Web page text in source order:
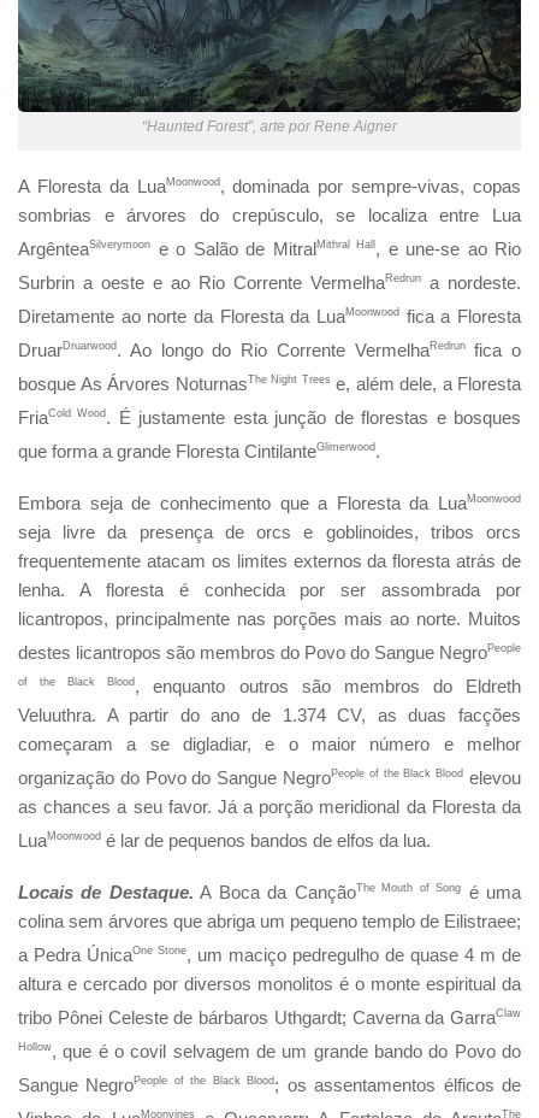
“Haunted Forest”, arte por Rene Aigner
A Floresta da LuaMoonwood, dominada por sempre-vivas, copas
sombrias e árvores do crepúsculo, se localiza entre Lua
ArgênteaSilverymoon e o Salão de MitralMithral Hall , e une-se ao Rio
Surbrin a oeste e ao Rio Corrente VermelhaRedrun
a nordeste.
Diretamente ao norte da Floresta da LuaMoonwood
fica a Floresta
DruarDruarwood . Ao longo do Rio Corrente VermelhaRedrunfica o
bosque As Árvores NoturnasThe Night Trees e, além dele, a Floresta
FriaCold Wood . É justamente esta junção de florestas e bosques
que forma a grande Floresta CintilanteGlimerwood .
Embora seja de conhecimento que a Floresta da LuaMoonwood
seja livre da presença de orcs e goblinoides, tribos orcs
frequentemente atacam os limites externos da floresta atrás de
lenha. A floresta é conhecida por ser assombrada por
licantropos, principalmente nas porções mais ao norte. Muitos
destes licantropos são membros do Povo do Sangue NegroPeople
of the Black Blood , enquanto outros são membros do Eldreth
Veluuthra. A partir do ano de 1.374 CV, as duas facções
começaram a se digladiar, e o maior número e melhor
organização do Povo do Sangue NegroPeople of the Black Blood elevou
as chances a seu favor. Já a porção meridional da Floresta da
LuaMoonwood é lar de pequenos bandos de elfos da lua.
Locais de Destaque. A Boca da CançãoThe Mouth of Song
é uma
colina sem árvores que abriga um pequeno templo de Eilistraee;
a Pedra ÚnicaOne Stone, um maciço pedregulho de quase 4 m de
altura e cercado por diversos monolitos é o monte espiritual da
tribo Pônei Celeste de bárbaros Uthgardt; Caverna da GarraClaw
Hollow, que é o covil selvagem de um grande bando do Povo do
Sangue NegroPeople of the Black Blood ; os assentamentos élficos de
Moonvines The